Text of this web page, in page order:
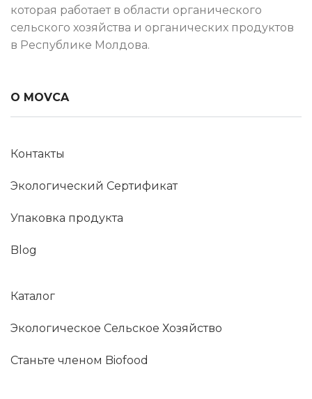
которая работает в области органического
сельского хозяйства и органических продуктов
в Республике Молдова.
О MOVCA
Контакты
Экологический Сертификат
Упаковка продукта
Blog
Каталог
Экологическое Сельское Хозяйство
Станьте членом Biofood